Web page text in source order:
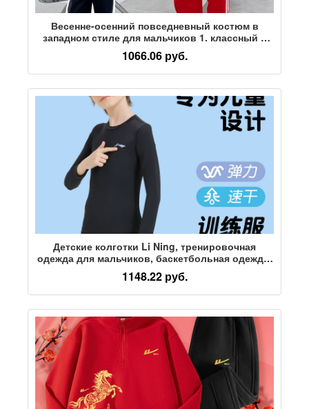
Весенне-осенний повседневный костюм в
западном стиле для мальчиков 1. классный и
красивый костюм для детей среднего и
младшего возраста 2. Китайский трикотажный
спортивный костюм-двойка с длинными
1066.06 руб.
Детские колготки Li Ning, тренировочная
одежда для мальчиков, баскетбольная одежда,
быстросохнущая одежда, спортивные костюмы
для осенне-зимнего футбола, физической
подготовки
1148.22 руб.